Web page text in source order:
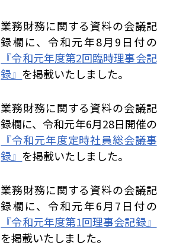
業務財務に関する資料の会議記
録欄に、令和元年8月9日付の
『令和元年度第2回臨時理事会記
録』 を掲載いたしました。
業務財務に関する資料の会議記
録欄に、令和元年6月28日開催の
『令和元年度定時社員総会議事
録』 を掲載いたしました。
業務財務に関する資料の会議記
録欄に、令和元年6月7日付の
『令和元年度第1回理事会記録』
を掲載いたしました。